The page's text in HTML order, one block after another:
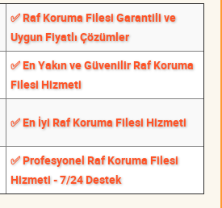
✅ Raf Koruma Filesi Garantili ve
Uygun Fiyatlı Çözümler
✅ En Yakın ve Güvenilir Raf Koruma
Filesi Hizmeti
✅ En İyi Raf Koruma Filesi Hizmeti
✅ Profesyonel Raf Koruma Filesi
Hizmeti - 7/24 Destek